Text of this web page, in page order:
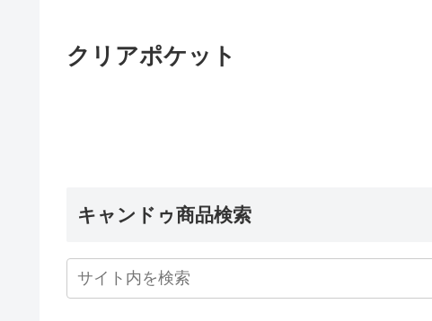
クリアポケット
キャンドゥ商品検索